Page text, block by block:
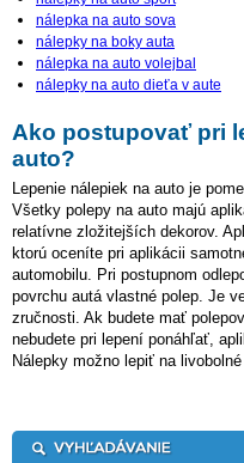
nálepka na auto sova
nálepky na boky auta
nálepka na auto volejbal
nálepky na auto dieťa v aute
Ako postupovať pri
auto?
Lepenie nálepiek na auto je
Všetky polepy na auto majú
relatívne zložitejších dekorov.
ktorú oceníte pri aplikácii
automobilu. Pri postupnom
povrchu autá vlastné polep. Je
zručnosti. Ak budete mať
nebudete pri lepení ponáhľať,
Nálepky možno lepiť na